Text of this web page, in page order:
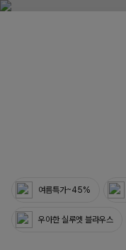
여름특가~45%
우아한 실루엣 블라우스